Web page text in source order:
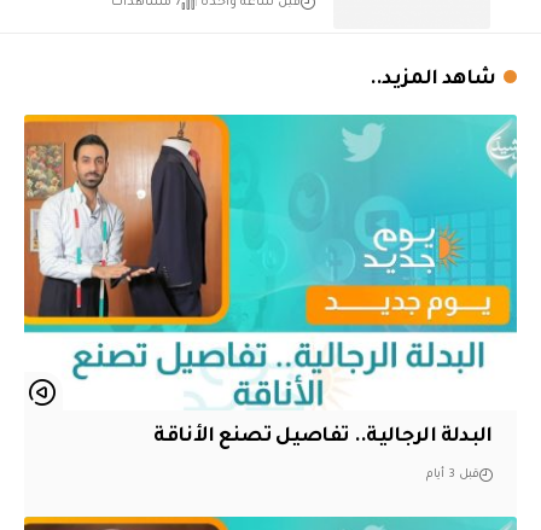
شاهد المزيد..
البدلة الرجالية.. تفاصيل تصنع الأناقة
قبل 3 أيام